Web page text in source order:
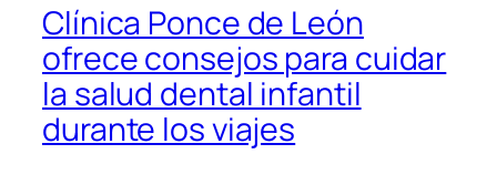
Clínica Ponce de León
ofrece consejos para cuidar
la salud dental infantil
durante los viajes